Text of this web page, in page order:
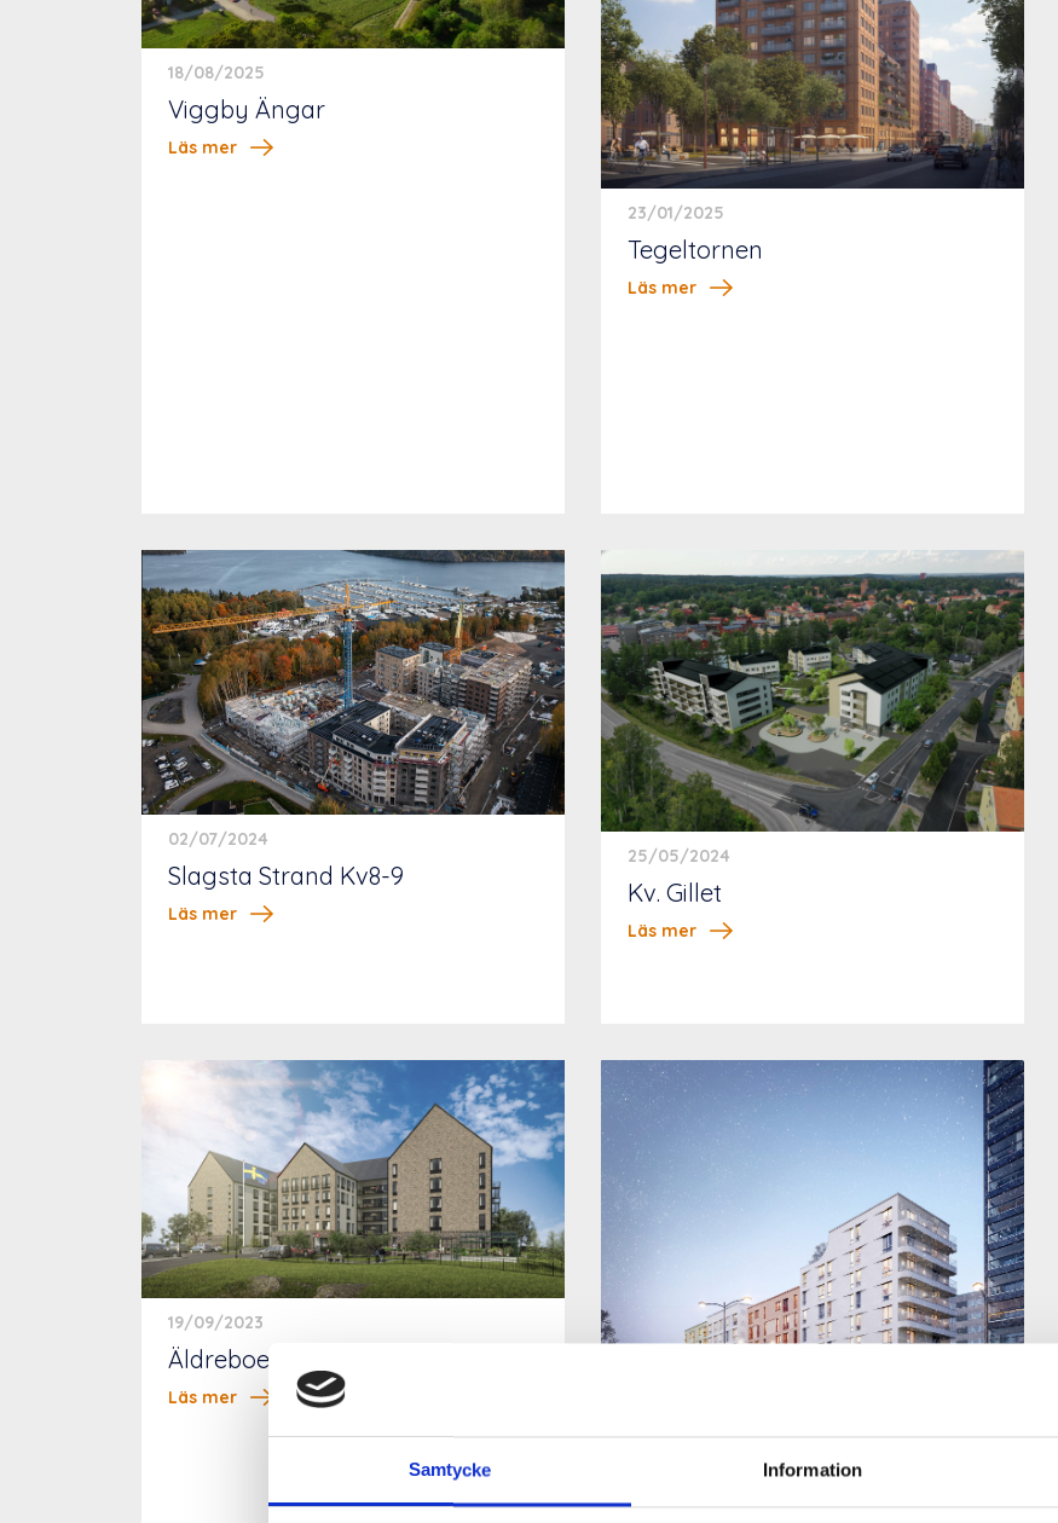
Samtycke Information
18/08/2025
Viggby Ängar
Läs mer
23/01/2025
Tegeltornen
Läs mer
02/07/2024
Slagsta Strand Kv8-9
Läs mer
25/05/2024
Kv. Gillet
Läs mer
19/09/2023
Äldreboende Södra Stadsskogen
Läs mer